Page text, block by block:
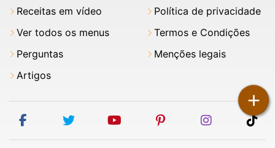
+
Receitas em vídeo
Ver todos os menus
Perguntas
Artigos
Política de privacidade
Termos e Condições
Menções legais
facebooktwitter youtubepinterestinstagram